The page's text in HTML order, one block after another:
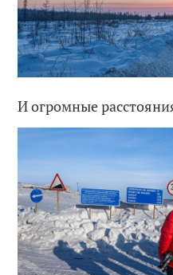
И огромные